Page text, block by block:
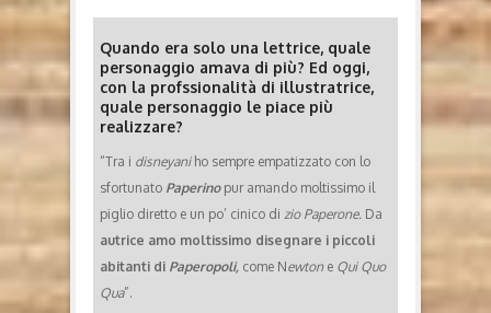
Quando era solo una lettrice, quale
personaggio amava di più? Ed oggi,
con la profssionalità di illustratrice,
quale personaggio le piace più
realizzare?
“Tra i disneyaniho sempre empatizzato con lo
sfortunato Paperinopur amando moltissimo il
piglio diretto e un po’ cinico di zio Paperone. Da
autrice amo moltissimo disegnare i piccoli
abitanti di Paperopoli, come Newton e Qui Quo
Qua”.